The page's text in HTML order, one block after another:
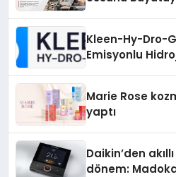
Kleen-Hy-Dro-
Emisyonlu
Marie Rose
yaptı
Daikin’den
dönem: